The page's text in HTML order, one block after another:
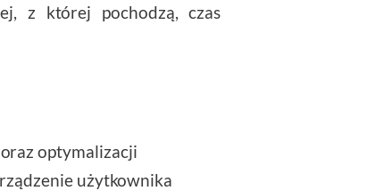
z której pochodzą, czas
optymalizacji
użytkownika